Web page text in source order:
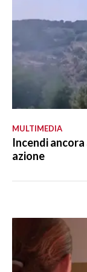
MULTIMEDIA
Incendi
azione